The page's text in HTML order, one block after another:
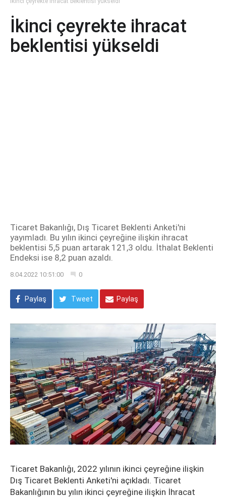
İkinci çeyrekte ihracat
beklentisi yükseldi
Ticaret Bakanlığı, Dış Ticaret Beklenti Anketi'ni
yayımladı. Bu yılın ikinci çeyreğine ilişkin ihracat
beklentisi 5,5 puan artarak 121,3 oldu. İthalat Beklenti
Endeksi ise 8,2 puan azaldı.
8.04.2022 10:51:00 0
Paylaş Tweet Paylaş
Ticaret Bakanlığı, 2022 yılının ikinci çeyreğine ilişkin
Dış Ticaret Beklenti Anketi'ni açıkladı. Ticaret
Bakanlığının bu yılın ikinci çeyreğine ilişkin İhracat